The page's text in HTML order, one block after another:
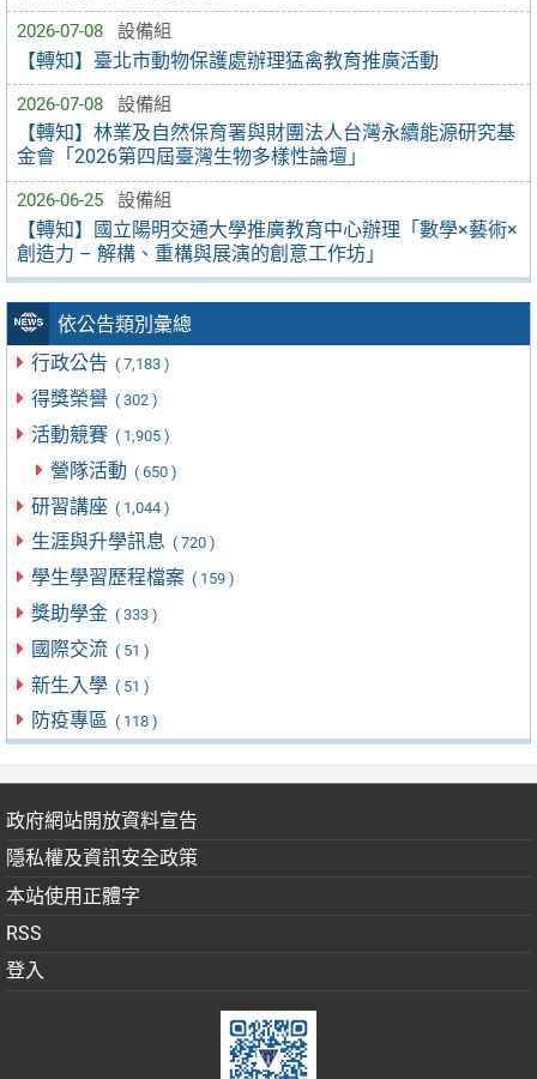
2026-07-08 設備組
【轉知】臺北市動物保護處辦理猛禽教育推廣活動
2026-07-08 設備組
【轉知】林業及自然保育署與財團法人台灣永續能源研究基
金會「2026第四屆臺灣生物多樣性論壇」
2026-06-25 設備組
【轉知】國立陽明交通大學推廣教育中心辦理「數學×藝術×
創造力 – 解構、重構與展演的創意工作坊」
依公告類別彙總
行政公告 ( 7,183 )
得獎榮譽 ( 302 )
活動競賽 ( 1,905 )
營隊活動 ( 650 )
研習講座 ( 1,044 )
生涯與升學訊息 ( 720 )
學生學習歷程檔案 ( 159 )
獎助學金 ( 333 )
國際交流 ( 51 )
新生入學 ( 51 )
防疫專區 ( 118 )
政府網站開放資料宣告
隱私權及資訊安全政策
本站使用正體字
RSS
登入